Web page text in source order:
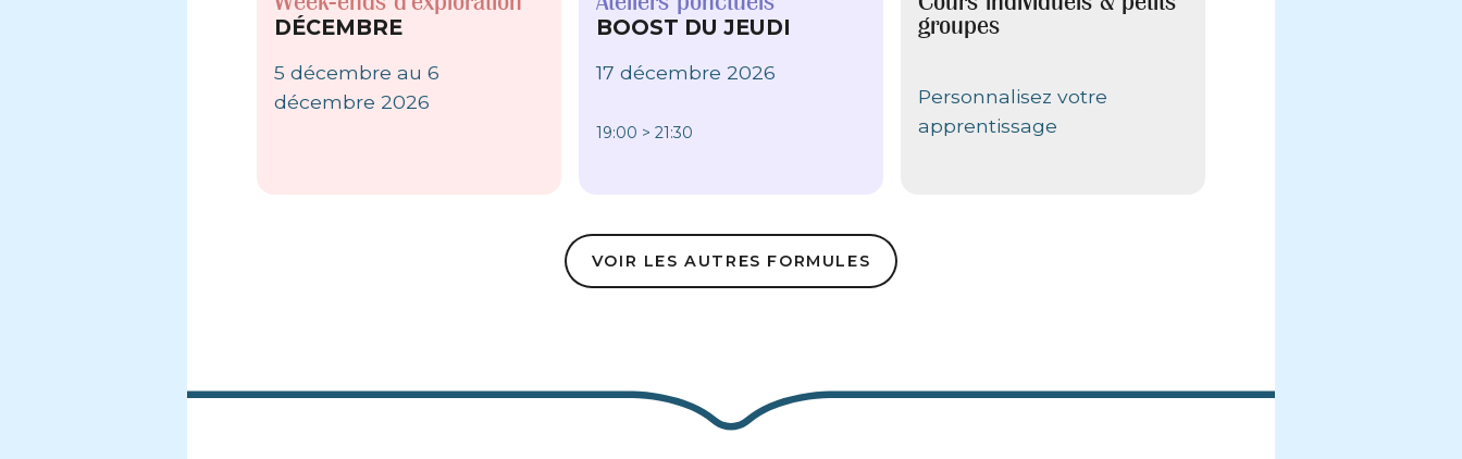
DÉCEMBRE
5 décembre au 6
décembre 2026
BOOST DU JEUDI
17 décembre 2026
19:00 > 21:30
groupes
Personnalisez votre
apprentissage
VOIR LES AUTRES FORMULES